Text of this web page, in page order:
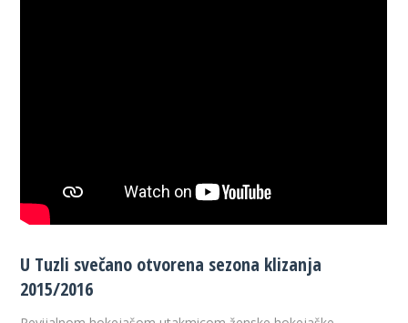
U Tuzli svečano otvorena sezona klizanja
2015/2016